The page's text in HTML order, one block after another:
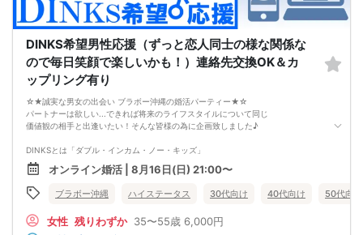
知ることが最初の一歩です。
しかし、この内容は文章だけでは伝えきれません。
だからこそ今回、無料オンラインセミナーで
・彼女ができない本当の原因
・本命女性に選ばれる
奥手男子専用32の極意の全体像
をお伝えします！
一緒に美味しいものを食べに行ったり、
映画に行ったり、旅行に行けるように、
ぜひこの先を読み進めてみてください👇
その人のために必ず実施します
※はじめてセミナーに参加する方も
ビデオオフでも参加OKにしているので
安心してください
DINKS希望男性応援（ずっと恋人同士の様な関係な
ので毎日笑顔で楽しいかも！）連絡先交換OK＆カ
ップリング有り
☆★誠実な男女の出会い ブラボー沖縄の婚活パーティー★☆
パートナーは欲しい...できれば将来のライフスタイルについて同じ
価値観の相手と出逢いたい！そんな皆様の為に企画致しました♪
DINKSとは「ダブル・インカム・ノー・キッズ」
夫婦２人だけの結婚生活を希望する男性にお集まり頂きます。
DINKSにはこだわってないけれど共働きをしながら、
パートナーと二人だけのライフスタイルを楽しみたい、
オンライン婚活 | 8月16日(日) 21:00〜
ブラボー沖縄 ハイステータス 30代向け 40代向け 50代向け
女性 残りわずか 35〜55歳 6,000円